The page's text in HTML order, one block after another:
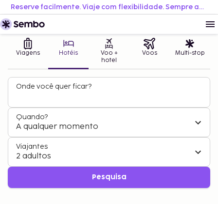
Reserve facilmente. Viaje com flexibilidade. Sempre ao melhor preço.
Viagens Hotéis
Voo +
hotel
Voos Multi-stop
Onde você quer ficar?
Quando?
A qualquer momento
Viajantes
2 adultos
Pesquisa